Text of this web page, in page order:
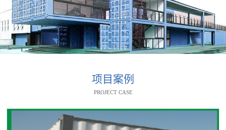
项目案例
PROJECT CASE